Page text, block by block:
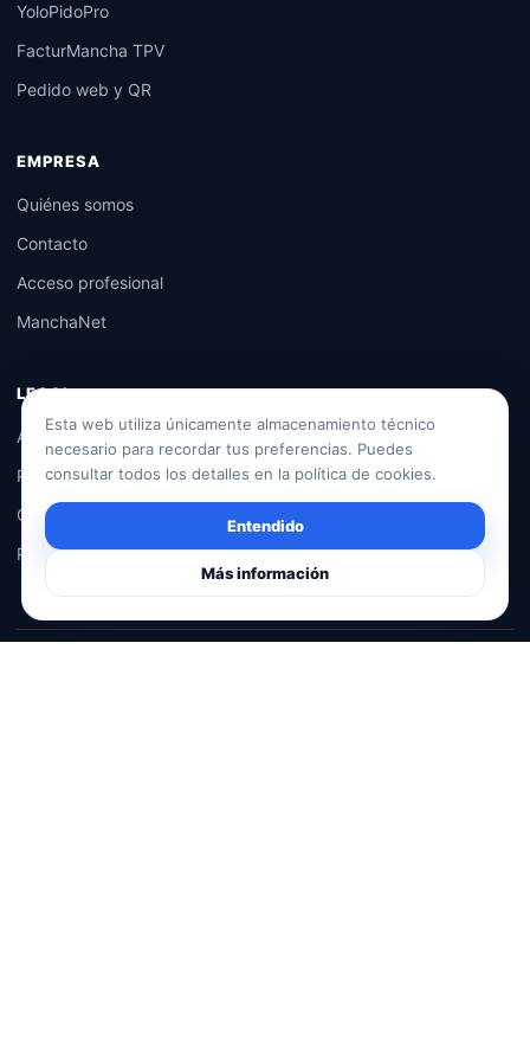
YoloPidoPro
FacturMancha TPV
Pedido web y QR
EMPRESA
Quiénes somos
Contacto
Acceso profesional
ManchaNet
LEGAL
Aviso legal
Privacidad
Condiciones generales
Política de cookies
Esta web utiliza únicamente almacenamiento técnico
necesario para recordar tus preferencias. Puedes
consultar todos los detalles en la política de cookies.
Entendido
Más información